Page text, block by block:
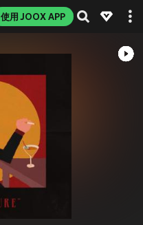
使用 JOOX APP